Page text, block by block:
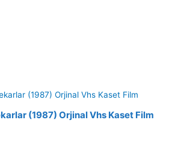
(1987) Orjinal Vhs Kaset Film